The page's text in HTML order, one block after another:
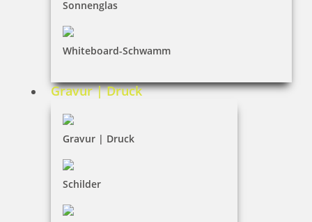
Sonnenglas
Whiteboard-Schwamm
Gravur | Druck
Gravur | Druck
Schilder
Impressum
Widerruf
Barrierefreiheit
Vertrag widerrufen